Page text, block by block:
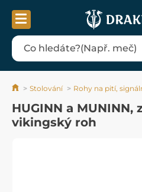
Stolování Rohy na pití,
HUGINN a MUNINN,
vikingský roh